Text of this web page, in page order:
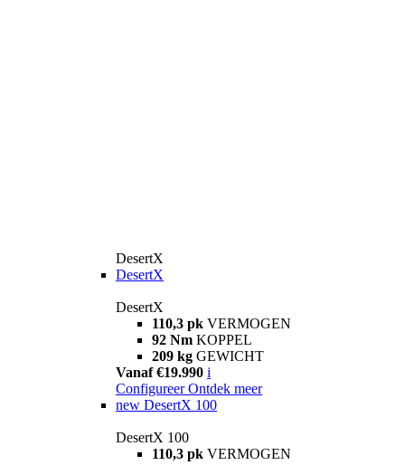
DesertX
DesertX
DesertX
110,3 pk VERMOGEN
92 Nm KOPPEL
209 kg GEWICHT
Vanaf €19.990 i
Configureer Ontdek meer
new DesertX 100
DesertX 100
110,3 pk VERMOGEN